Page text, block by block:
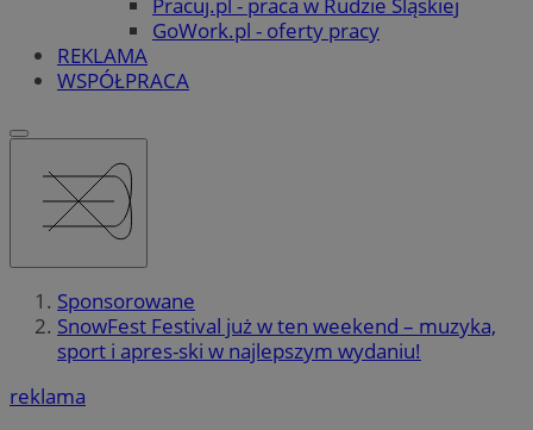
GoWork.pl - oferty pracy
REKLAMA
WSPÓŁPRACA
Sponsorowane
SnowFest Festival już w ten weekend – muzyka,
sport i apres-ski w najlepszym wydaniu!
reklama